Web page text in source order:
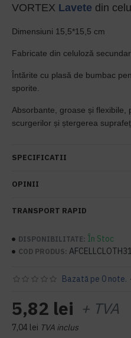
VORTEX Lavete din
Dimensiuni 15,5*15,5 cm
Fabricate din celuloză
Întărite cu plasă de bumbac
sporite.
Absorbante, groase și flexibile,
scurgerilor și ștergerea
SPECIFICATII
OPINII
TRANSPORT RAPID
DISPONIBILITATE: În Stoc
COD PRODUS:
Bazată pe 0 note.
5,82 lei + TVA
7,04 lei TVA inclus